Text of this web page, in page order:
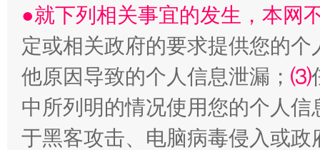
阿坝州三大球赛在茂县开幕 规模
●就下列相关事宜的发生，本网
定或相关政府的要求提供您的个
他原因导致的个人信息泄漏； ⑶
中所列明的情况使用您的个人
于黑客攻击、电脑病毒侵入或